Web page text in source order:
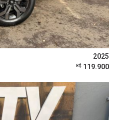
2025
R$ 119.900